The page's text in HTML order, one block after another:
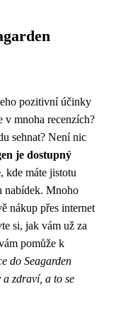
pozitivní účinky
v mnoha recenzích?
sehnat? Není nic
je dostupný
, kde máte jistotu
nabídek. Mnoho
nákup přes internet
si, jak vám už za
pomůže k
do Seagarden
zdraví, a to se